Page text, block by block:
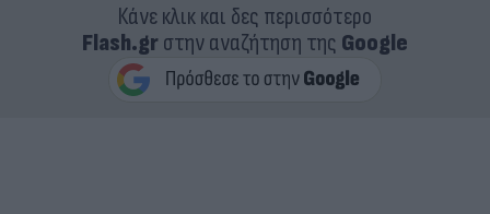
Κάνε κλικ και δες περισσότερο
Flash.grστην αναζήτηση της Google